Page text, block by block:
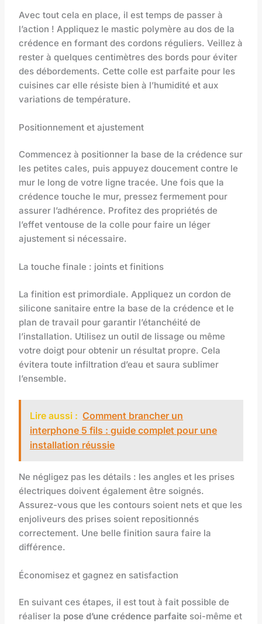
Avec tout cela en place, il est temps de passer à
l’action ! Appliquez le mastic polymère au dos de la
crédence en formant des cordons réguliers. Veillez à
rester à quelques centimètres des bords pour éviter
des débordements. Cette colle est parfaite pour les
cuisines car elle résiste bien à l’humidité et aux
variations de température.
Positionnement et ajustement
Commencez à positionner la base de la crédence sur
les petites cales, puis appuyez doucement contre le
mur le long de votre ligne tracée. Une fois que la
crédence touche le mur, pressez fermement pour
assurer l’adhérence. Profitez des propriétés de
l’effet ventouse de la colle pour faire un léger
ajustement si nécessaire.
La touche finale : joints et finitions
La finition est primordiale. Appliquez un cordon de
silicone sanitaire entre la base de la crédence et le
plan de travail pour garantir l’étanchéité de
l’installation. Utilisez un outil de lissage ou même
votre doigt pour obtenir un résultat propre. Cela
évitera toute infiltration d’eau et saura sublimer
l’ensemble.
Lire aussi : Comment brancher un
interphone 5 fils : guide complet pour une
installation réussie
Ne négligez pas les détails : les angles et les prises
électriques doivent également être soignés.
Assurez-vous que les contours soient nets et que les
enjoliveurs des prises soient repositionnés
correctement. Une belle finition saura faire la
différence.
Économisez et gagnez en satisfaction
En suivant ces étapes, il est tout à fait possible de
réaliser la pose d’une crédence parfaite soi-même et